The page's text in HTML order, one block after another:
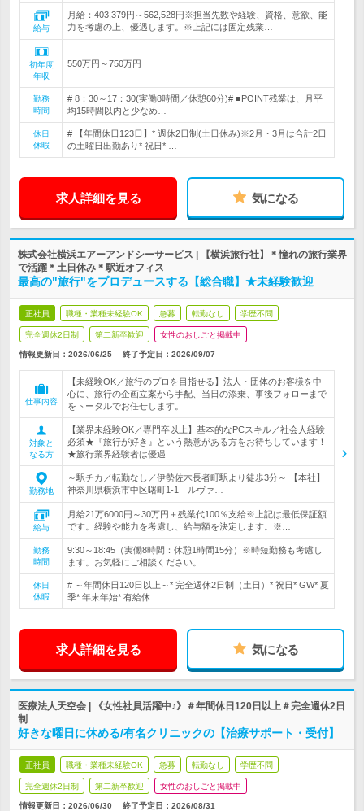
給与
月給：403,379円～562,528円※担当先数や経験、資格、意欲、能
力を考慮の上、優遇します。※上記には固定残業…
初年度
年収
550万円～750万円
勤務
時間
# 8：30～17：30(実働8時間／休憩60分)# ■POINT残業は、月平
均15時間以内と少なめ…
休日
休暇
# 【年間休日123日】* 週休2日制(土日休み)※2月・3月は合計2日
の土曜日出勤あり* 祝日* …
求人詳細を見る 気になる
株式会社横浜エアーアンドシーサービス | 【横浜旅行社】＊憧れの旅行業界
で活躍＊土日休み＊駅近オフィス
最高の"旅行"をプロデュースする【総合職】★未経験歓迎
正社員 職種・業種未経験OK 急募 転勤なし 学歴不問
完全週休2日制 第二新卒歓迎 女性のおしごと掲載中
情報更新日：2026/06/25 終了予定日： 2026/09/07
仕事内容
【未経験OK／旅行のプロを目指せる】法人・団体のお客様を中
心に、旅行の企画立案から手配、当日の添乗、事後フォローまで
をトータルでお任せします。
対象と
なる方
【業界未経験OK／専門卒以上】基本的なPCスキル／社会人経験
必須★『旅行が好き』という熱意がある方をお待ちしています！
★旅行業界経験者は優遇
勤務地
～駅チカ／転勤なし／伊勢佐木長者町駅より徒歩3分～ 【本社】
神奈川県横浜市中区曙町1-1 ルヴァ…
給与
月給21万6000円～30万円＋残業代100％支給※上記は最低保証額
です。経験や能力を考慮し、給与額を決定します。※…
勤務
時間
9:30～18:45（実働8時間：休憩1時間15分）※時短勤務も考慮し
ます。お気軽にご相談ください。
休日
休暇
# ～年間休日120日以上～* 完全週休2日制（土日）* 祝日* GW* 夏
季* 年末年始* 有給休…
求人詳細を見る 気になる
医療法人天空会 | 《女性社員活躍中♪》＃年間休日120日以上＃完全週休2日
制
好きな曜日に休める/有名クリニックの【治療サポート・受付】
正社員 職種・業種未経験OK 急募 転勤なし 学歴不問
完全週休2日制 第二新卒歓迎 女性のおしごと掲載中
情報更新日：2026/06/30 終了予定日： 2026/08/31